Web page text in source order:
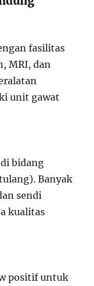
fasilitas
MRI, dan
unit gawat
bidang
Banyak
sendi
kualitas
positif untuk